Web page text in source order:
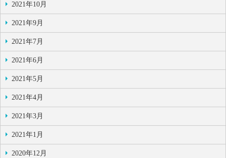
2021年10月
2021年9月
2021年7月
2021年6月
2021年5月
2021年4月
2021年3月
2021年1月
2020年12月